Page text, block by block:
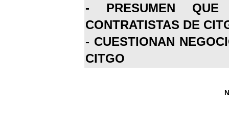
- PRESUMEN
CONTRATISTAS DE
- CUESTIONAN
CITGO